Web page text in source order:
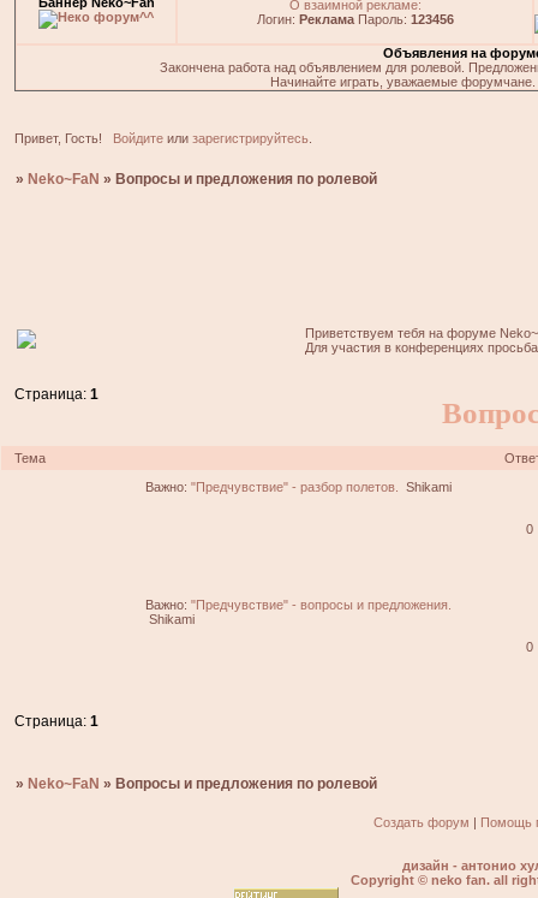
О взаимной рекламе:
Логин: РекламаПароль: 123456
Объявления на
Закончена работа над объявлением для ролевой.
Начинайте играть, уважаемые
Привет, Гость! Войдитеили зарегистрируйтесь.
» Neko~FaN » Вопросы и предложения по ролевой
Приветствуем тебя на форуме
Для участия в конференциях
Страница:1
Тема
Важно: "Предчувствие" - разбор полетов. Shikami
0
Важно: "Предчувствие" - вопросы и предложения.
Shikami
0
Страница:1
» Neko~FaN » Вопросы и предложения по ролевой
Создать форум | Помощь
дизайн - антонио
Copyright © neko fan. all